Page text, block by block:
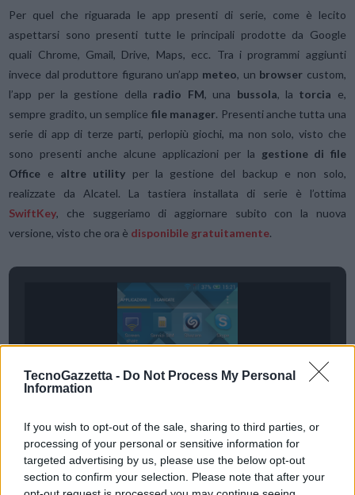
TecnoGazzetta - Do Not Process My Personal
Information
If you wish to opt-out of the sale, sharing to third parties, or
processing of your personal or sensitive information for
targeted advertising by us, please use the below opt-out
section to confirm your selection. Please note that after your
Per quel che riguarada le app presenti di serie, come è lecito
aspettarsi sono presenti tutte le principali prodotte da Google
quali Chrome, Gmail, Drive, Maps, ecc. Tra i programmi aggiunti
invece dal produttore figurano un’app meteo, un browser custom,
l’app per la gestione della radio FM, una bussola, la torcia e,
sempre gradito, un semplice file manager. Presenti anche tutta una
serie di app di terze parti, perlopiù giochi, ma non solo, visto che
sono presenti anche alcune applicazioni per la gestione di file
Office e altre utility per la gestione del backup e non solo,
realizzate da Alcatel. La tastiera installata di serie è l’ottima
SwiftKey, che suggeriamo di aggiornare subito con la nuova
versione, visto che ora è disponibile gratuitamente.